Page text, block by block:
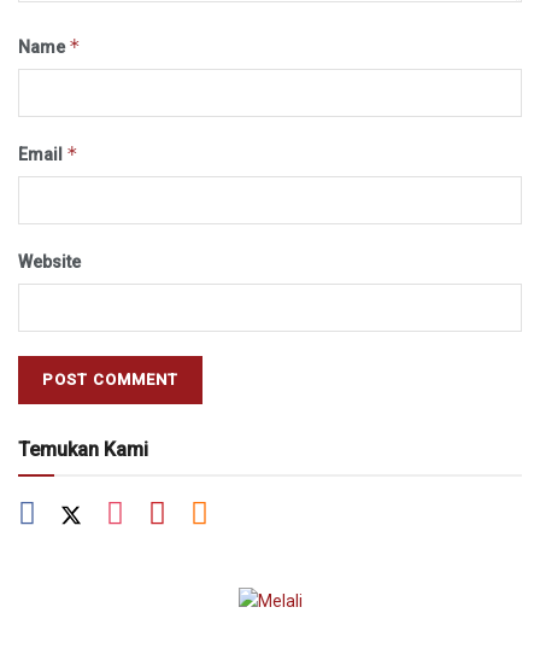
Name*
Email *
Website
Temukan Kami